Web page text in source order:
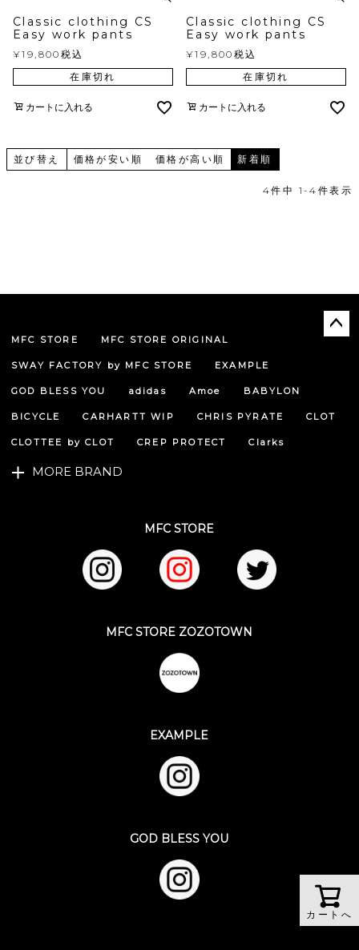
Classic clothing CS
Easy work pants
¥19,800 税込
在庫切れ
カートに入れる
Classic clothing CS
Easy work pants
¥19,800 税込
在庫切れ
カートに入れる
並び替え 価格が安い順 価格が高い順 新着順
4件中 1 -4 件表示
カートへ
MFC STORE MFC STORE ORIGINAL
SWAY FACTORY by MFC STORE EXAMPLE
GOD BLESS YOU adidas Amoe BABYLON
BICYCLE CARHARTT WIP CHRIS PYRATE CLOT
CLOTTEE by CLOT CREP PROTECT Clarks
MORE BRAND
MFC STORE
MFC STORE ZOZOTOWN
EXAMPLE
GOD BLESS YOU